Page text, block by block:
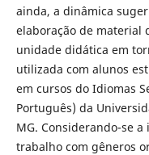
ainda, a dinâmica
elaboração de material
unidade didática em
utilizada com alunos
em cursos do Idiomas
Português) da
MG. Considerando-se
trabalho com gêneros